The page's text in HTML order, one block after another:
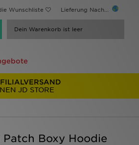
Wunschliste Lieferung Nach...
Dein Warenkorb ist leer
JD STORE
Patch Boxy Hoodie